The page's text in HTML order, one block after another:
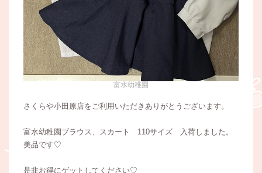
富水幼稚園
さくらや小田原店をご利用いただきありがとうございます。
富水幼稚園ブラウス、スカート 110サイズ 入荷しました。
美品です♡
是非お得にゲットしてください♡